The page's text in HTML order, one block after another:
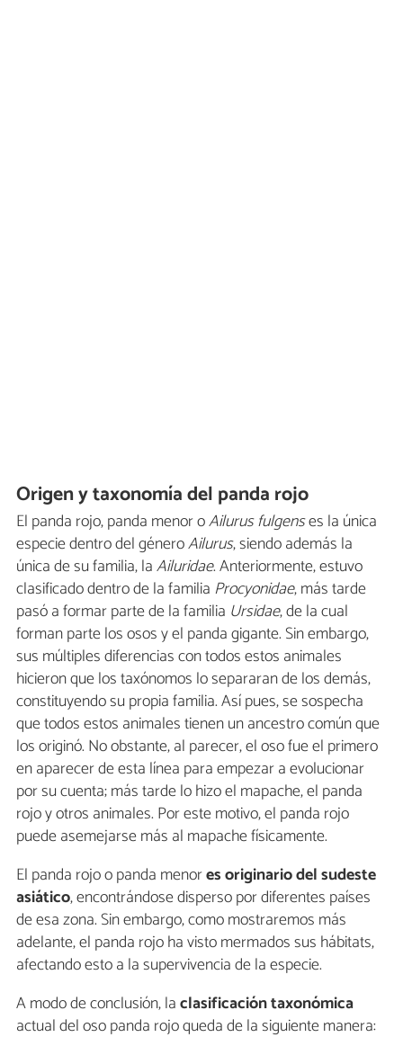
Origen y taxonomía del panda rojo
El panda rojo, panda menor oAilurus fulgenses la única
especie dentro del géneroAilurus, siendo además la
única de su familia, laAiluridae. Anteriormente, estuvo
clasificado dentro de la familia Procyonidae, más tarde
pasó a formar parte de la familia Ursidae, de la cual
forman parte los osos y el panda gigante. Sin embargo,
sus múltiples diferencias con todos estos animales
hicieron que los taxónomos lo separaran de los demás,
constituyendo su propia familia. Así pues, se sospecha
que todos estos animales tienen un ancestro común que
los originó. No obstante, al parecer, el oso fue el primero
en aparecer de esta línea para empezar a evolucionar
por su cuenta; más tarde lo hizo el mapache, el panda
rojo y otros animales. Por este motivo, el panda rojo
puede asemejarse más al mapache físicamente.
El panda rojo o panda menores originario del sudeste
asiático, encontrándose disperso por diferentes países
de esa zona. Sin embargo, como mostraremos más
adelante, el panda rojo ha visto mermados sus hábitats,
afectando esto a la supervivencia de la especie.
A modo de conclusión, laclasificación taxonómica
actual del oso panda rojo queda de la siguiente manera: